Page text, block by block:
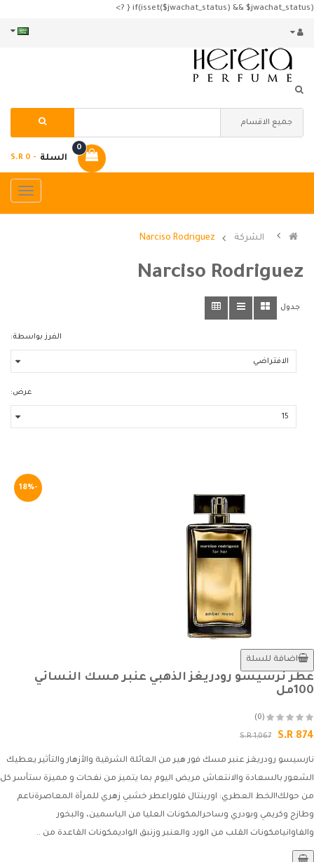
if(isset($jwachat_status) && $jwachat_status) { ?>
السلة
0
- S.R 0
الشركة Narciso Rodriguez
Narciso Rodriguez
جدول
الفرز بواسطة:
عرض:
-18%
اضافة للسلة
عطر نرسيسو رودريغز الذهبي عنبر مسك النسائي
100مل
(0)
S.R 874
S.R 1,067
نارسيسو رودريغز عنبر مسك فور هير من العائلة الشرقية والأزهار والتأثير يعطيك
الشعور بالسعادة والانتعاش مريض اليوم بما يتميز من نفحات و مميزة ستأسر كل
من حولك!الخط العطري: اورينتال فلوراعطر خشبي زهري للمرأة المعاصرةناعم
وطازج وكريمي وبودري وساحرالمكونات العليا من الياسمين، والبخور
والفاوانيامكونات القلب من الورد والعنبر وزنبق الواديمكونات القاعدة من ..